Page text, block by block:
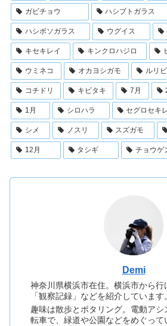
ガビチョウ ハシブトガラス
ハシボソガラス ウグイス
キセキレイ キンクロハジロ
ウミネコ オカヨシガモ ルリ
コチドリ キビタキ 7月
1月 シロハラ セグロセキ
シメ ノスリ スズガモ
12月 タシギ チョウゲ
Demi
神奈川県横浜市在住。横浜市から
「観察記録」などを紹介しています
趣味は散歩とポタリング。電動アシ
転車で、緑道や公園などをめぐって